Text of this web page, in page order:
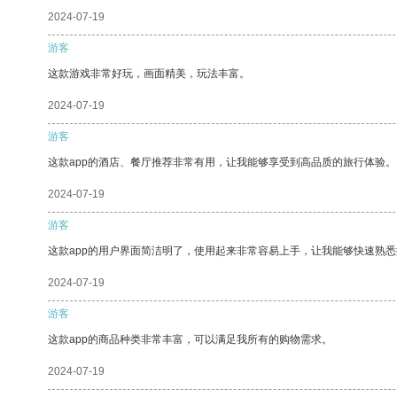
2024-07-19
游客
这款游戏非常好玩，画面精美，玩法丰富。
2024-07-19
游客
这款app的酒店、餐厅推荐非常有用，让我能够享受到高品质的旅行体验。
2024-07-19
游客
这款app的用户界面简洁明了，使用起来非常容易上手，让我能够快速熟
2024-07-19
游客
这款app的商品种类非常丰富，可以满足我所有的购物需求。
2024-07-19